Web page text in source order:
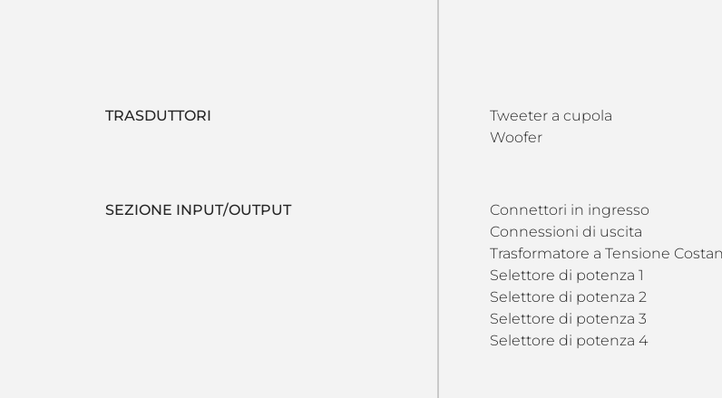
TRASDUTTORI Tweeter a cupola
Woofer
SEZIONE INPUT/OUTPUT Connettori in ingresso
Connessioni di uscita
Trasformatore a Tensione
Selettore di potenza 1
Selettore di potenza 2
Selettore di potenza 3
Selettore di potenza 4